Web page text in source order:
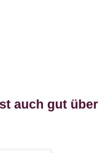
auch gut über